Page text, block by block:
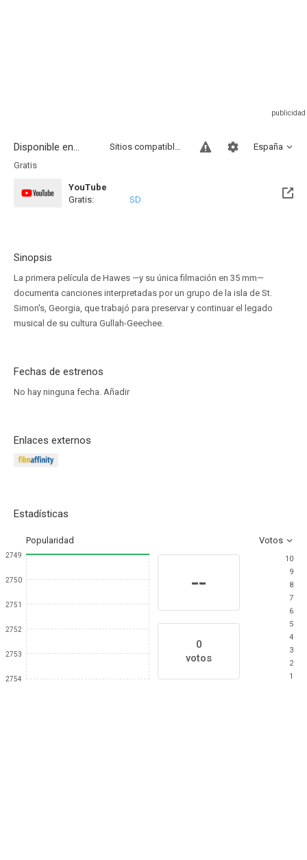
Disponible en... España
Sitios compatibles
Gratis
YouTube
Gratis:
SD
Sinopsis
La primera película de Hawes —y su única filmación en 35 mm—
documenta canciones interpretadas por un grupo de la isla de St.
Simon's, Georgia, que trabajó para preservar y continuar el legado
musical de su cultura Gullah-Geechee.
Fechas de estrenos
No hay ninguna fecha. Añadir
Enlaces externos
Estadísticas
Popularidad Votos
2749
2750
2751
2752
2753
2754
--
0
votos
10
9
8
7
6
5
4
3
2
1